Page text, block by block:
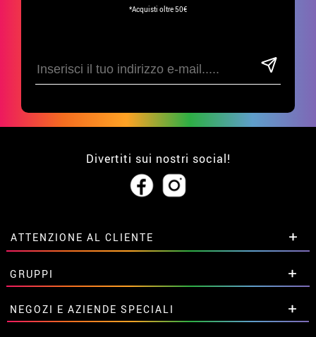
*Acquisti oltre 50€
Divertiti sui nostri social!
ATTENZIONE AL CLIENTE
• Su di noi
• Condizioni di vendita
• Avviso legale privacy
• Attenzione al cliente
GRUPPI
Sconti speciali per gruppi.
Contattaci qui
NEGOZI E AZIENDE SPECIALI